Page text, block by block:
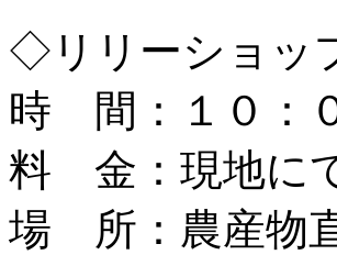
◇リリーショッ
時 間：１０：
料 金：現地に
場 所：農産物